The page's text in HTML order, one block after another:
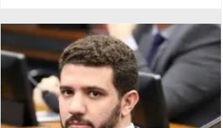
Nacional de Justiça (CNJ) autoriza os
tribunais a extinguir execuções fiscais
antigas que permanecem sem qualquer
perspectiva de recuperação dos valores. A
medida, no entanto, não significa um
generalizado das dívidas. Ela vale apenas
para processos específicos e depende de